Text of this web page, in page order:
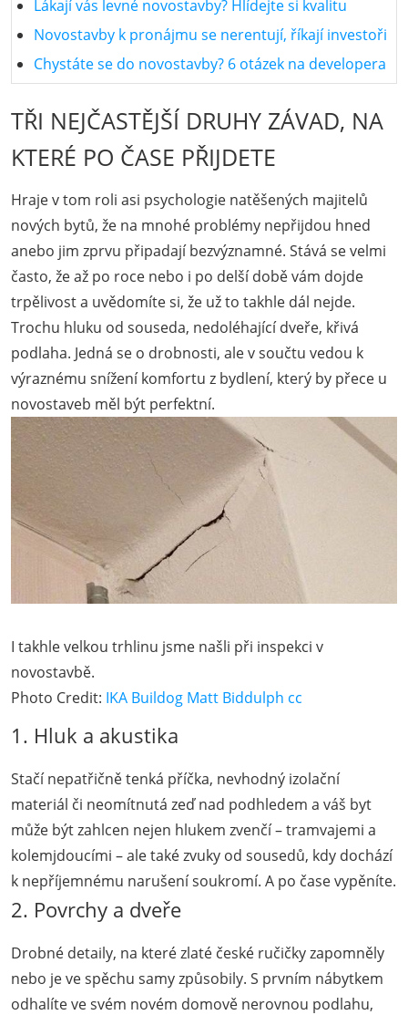
Lákají vás levné novostavby? Hlídejte si kvalitu
Novostavby k pronájmu se nerentují, říkají investoři
Chystáte se do novostavby? 6 otázek na developera
TŘI NEJČASTĚJŠÍ DRUHY ZÁVAD, NA
KTERÉ PO ČASE PŘIJDETE
Hraje v tom roli asi psychologie natěšených majitelů
nových bytů, že na mnohé problémy nepřijdou hned
anebo jim zprvu připadají bezvýznamné. Stává se velmi
často, že až po roce nebo i po delší době vám dojde
trpělivost a uvědomíte si, že už to takhle dál nejde.
Trochu hluku od souseda, nedoléhající dveře, křivá
podlaha. Jedná se o drobnosti, ale v součtu vedou k
výraznému snížení komfortu z bydlení, který by přece u
novostaveb měl být perfektní.
I takhle velkou trhlinu jsme našli při inspekci v
novostavbě.
Photo Credit: IKA Buildog Matt Biddulph cc
1. Hluk a akustika
Stačí nepatřičně tenká příčka, nevhodný izolační
materiál či neomítnutá zeď nad podhledem a váš byt
může být zahlcen nejen hlukem zvenčí – tramvajemi a
kolemjdoucími – ale také zvuky od sousedů, kdy dochází
k nepříjemnému narušení soukromí. A po čase vypěníte.
2. Povrchy a dveře
Drobné detaily, na které zlaté české ručičky zapomněly
nebo je ve spěchu samy způsobily. S prvním nábytkem
odhalíte ve svém novém domově nerovnou podlahu,